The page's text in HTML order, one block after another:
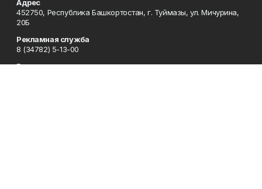
Адрес
452750, Республика Башкортостан, г. Туймазы, ул. Мичурина,
20Б
Рекламная служба
8 (34782) 5-13-00
Редакция